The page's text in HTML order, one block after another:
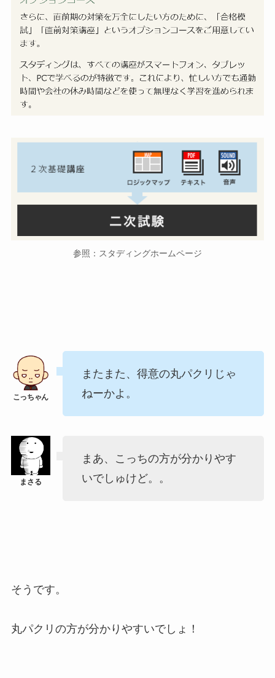
参照：スタディングホームページ
またまた、得意の丸パクリじゃ
ねーかよ。
まあ、こっちの方が分かりやす
いでしゅけど。。
そうです。
丸パクリの方が分かりやすいでしょ！